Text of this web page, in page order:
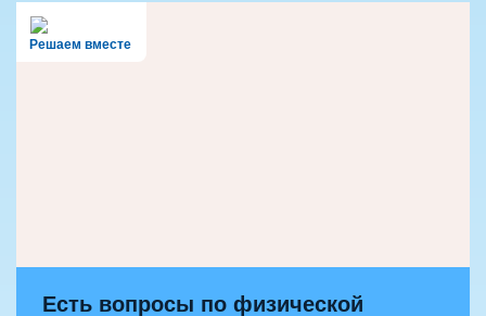
Решаем вместе
Есть вопросы по физической